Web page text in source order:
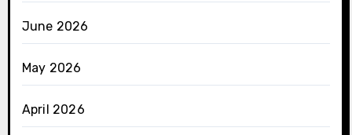
June 2026
May 2026
April 2026